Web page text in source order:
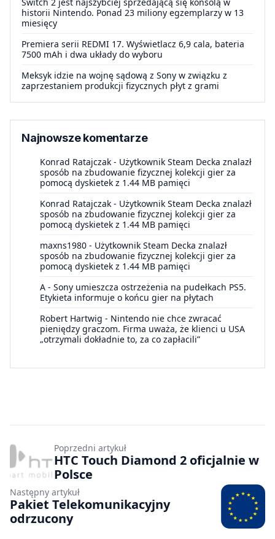
historii Nintendo. Ponad 23 miliony egzemplarzy w 13
miesięcy
Premiera serii REDMI 17. Wyświetlacz 6,9 cala, bateria
7500 mAh i dwa układy do wyboru
Meksyk idzie na wojnę sądową z Sony w związku z
zaprzestaniem produkcji fizycznych płyt z grami
Najnowsze komentarze
Konrad Ratajczak - Użytkownik Steam Decka znalazł
sposób na zbudowanie fizycznej kolekcji gier za
pomocą dyskietek z 1.44 MB pamięci
Konrad Ratajczak - Użytkownik Steam Decka znalazł
sposób na zbudowanie fizycznej kolekcji gier za
pomocą dyskietek z 1.44 MB pamięci
maxns1980 - Użytkownik Steam Decka znalazł
sposób na zbudowanie fizycznej kolekcji gier za
pomocą dyskietek z 1.44 MB pamięci
A - Sony umieszcza ostrzeżenia na pudełkach PS5.
Etykieta informuje o końcu gier na płytach
Robert Hartwig - Nintendo nie chce zwracać
pieniędzy graczom. Firma uważa, że klienci u USA
„otrzymali dokładnie to, za co zapłacili”
Poprzedni artykuł
HTC Touch Diamond 2 oficjalnie w
Polsce
Następny artykuł
Pakiet Telekomunikacyjny
odrzucony